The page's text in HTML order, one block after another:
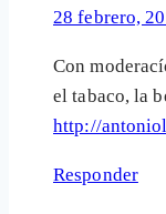
28 febrero,
Con
el tabaco, la
http://
Responder